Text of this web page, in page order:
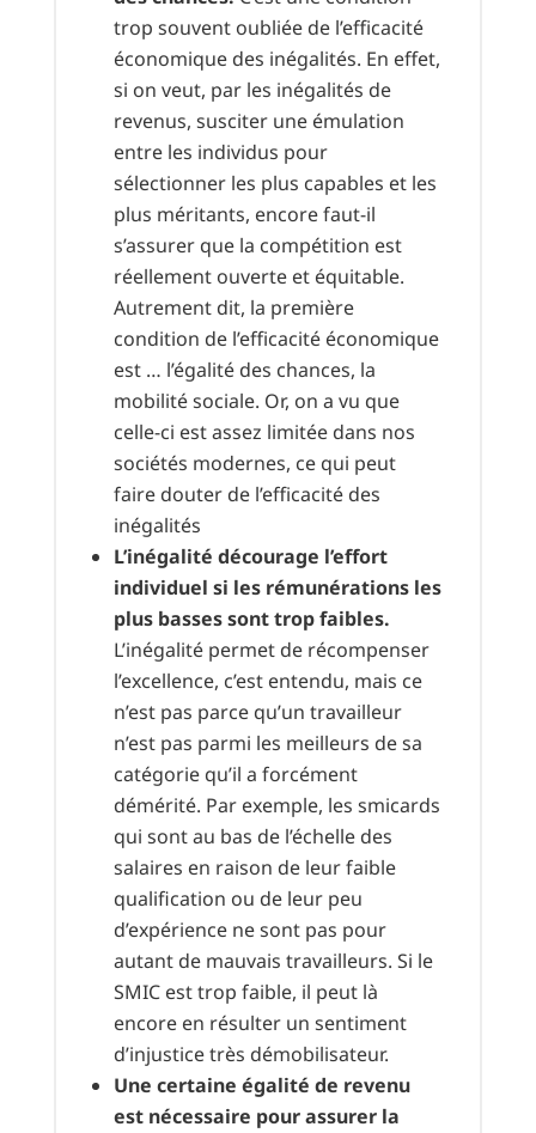
trop souvent oubliée de l’efficacité
économique des inégalités. En effet,
si on veut, par les inégalités de
revenus, susciter une émulation
entre les individus pour
sélectionner les plus capables et les
plus méritants, encore faut-il
s’assurer que la compétition est
réellement ouverte et équitable.
Autrement dit, la première
condition de l’efficacité économique
est … l’égalité des chances, la
mobilité sociale. Or, on a vu que
celle-ci est assez limitée dans nos
sociétés modernes, ce qui peut
faire douter de l’efficacité des
inégalités
L’inégalité décourage l’effort
individuel si les rémunérations les
plus basses sont trop faibles.
L’inégalité permet de récompenser
l’excellence, c’est entendu, mais ce
n’est pas parce qu’un travailleur
n’est pas parmi les meilleurs de sa
catégorie qu’il a forcément
démérité. Par exemple, les smicards
qui sont au bas de l’échelle des
salaires en raison de leur faible
qualification ou de leur peu
d’expérience ne sont pas pour
autant de mauvais travailleurs. Si le
SMIC est trop faible, il peut là
encore en résulter un sentiment
d’injustice très démobilisateur.
Une certaine égalité de revenu
est nécessaire pour assurer la